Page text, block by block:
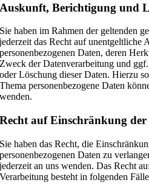
Auskunft, Berichtigung und
Sie haben im Rahmen der geltenden
jederzeit das Recht auf unentgeltliche
personenbezogenen Daten, deren
Zweck der Datenverarbeitung und
oder Löschung dieser Daten. Hierzu
Thema personenbezogene Daten
wenden.
Recht auf Einschränkung
Sie haben das Recht, die
personenbezogenen Daten zu
jederzeit an uns wenden. Das Recht
Verarbeitung besteht in folgenden